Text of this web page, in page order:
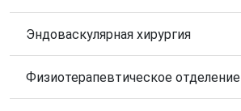
Эндоваскулярная хирургия
Физиотерапевтическое отделение